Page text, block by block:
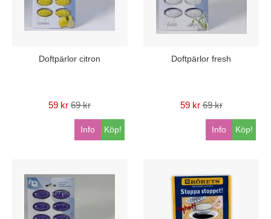
Doftpärlor citron
59 kr 69 kr
Köp!
Info
Doftpärlor fresh
59 kr 69 kr
Köp!
Info